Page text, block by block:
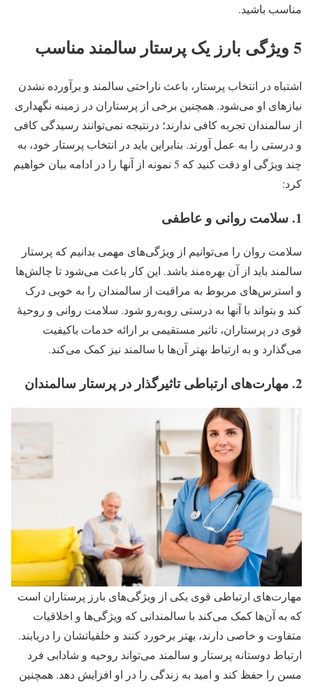
مناسب باشید.
5 ویژگی بارز یک پرستار سالمند مناسب
اشتباه در انتخاب پرستار، باعث ناراحتی سالمند و برآورده نشدن
نیازهای او می‌شود. همچنین برخی از پرستاران در زمینه نگهداری
از سالمندان تجربه کافی ندارند؛ درنتیجه نمی‌توانند رسیدگی کافی
و درستی را به عمل آورند. بنابراین باید در انتخاب پرستار خود، به
چند ویژگی او دقت کنید که 5 نمونه از آنها را در ادامه بیان خواهیم
کرد:
1. سلامت روانی و عاطفی
سلامت روان را می‌توانیم از ویژگی‌های مهمی بدانیم که پرستار
سالمند باید از آن بهره‌مند باشد. این کار باعث می‌شود تا چالش‌ها
و استرس‌های مربوط به مراقبت از سالمندان را به خوبی درک
کند و بتواند با آنها به درستی روبه‌رو شود. سلامت روانی و روحیۀ
قوی در پرستاران، تاثیر مستقیمی بر ارائه خدمات باکیفیت
می‌گذارد و به ارتباط بهتر آن‌ها با سالمند نیز کمک می‌کند.
2. مهارت‌های ارتباطی تاثیرگذار در پرستار سالمندان
مهارت‌های ارتباطی قوی یکی از ویژگی‌های بارز پرستاران است
که به آن‌ها کمک می‌کند با سالمندانی که ویژگی‌ها و اخلاقیات
متفاوت و خاصی دارند، بهتر برخورد کنند و خلقیاتشان را دریابند.
ارتباط دوستانه پرستار و سالمند می‌تواند روحیه و شادابی فرد
مسن را حفظ کند و امید به زندگی را در او افزایش دهد. همچنین